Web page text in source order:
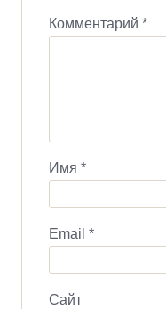
Комментарий *
Имя *
Email *
Сайт